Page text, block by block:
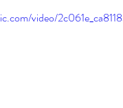
サンフランシスコグル
video/